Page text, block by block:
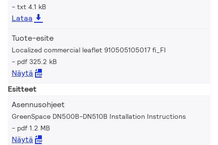
txt 4.1 kB
Lataa
Tuote-esite
Localized commercial leaflet 910505105017 fi_FI
pdf 325.2 kB
Näytä
Esitteet
Asennusohjeet
GreenSpace DN500B-DN510B Installation Instructions
pdf 1.2 MB
Näytä